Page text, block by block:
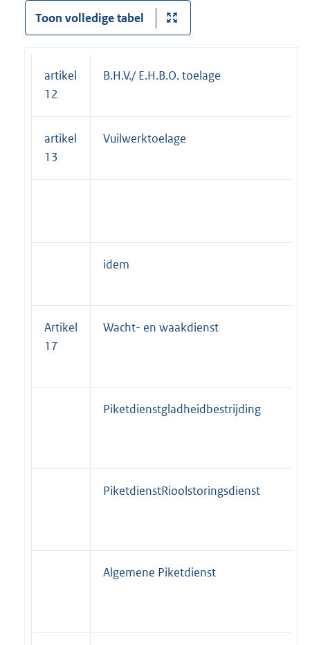
Toon volledige tabel
artikel
12
B.H.V./ E.H.B.O. toelage
artikel
13
Vuilwerktoelage
idem
Artikel
17
Wacht- en waakdienst
Piketdienstgladheidbestrijding
PiketdienstRioolstoringsdienst
Algemene Piketdienst